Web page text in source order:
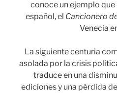
conoce un ejemplo
español, el Cancionero
Venecia
La siguiente centuria
asolada por la crisis
traduce en una
ediciones y una pérdida